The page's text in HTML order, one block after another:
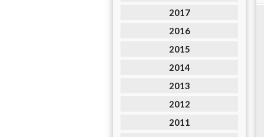
2017
2016
2015
2014
2013
2012
2011